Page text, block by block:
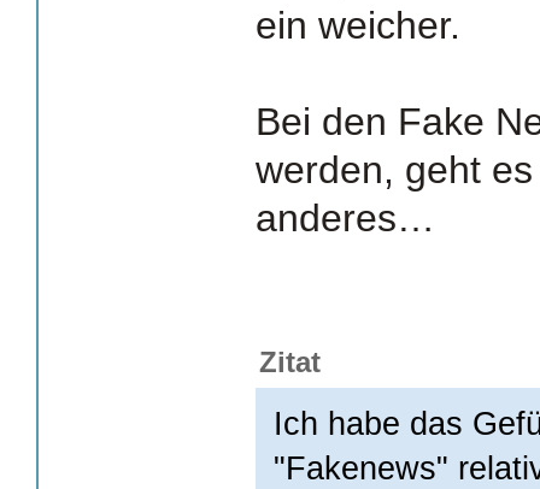
ein weicher.
Bei den Fake
werden, geht
anderes…
Zitat
Ich habe das
"Fakenews"